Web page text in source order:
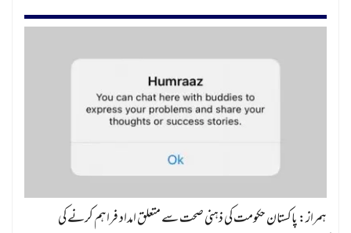
ہمراز: پاکستان حکومت کی ذہنی صحت سے متعلق امداد فراہم کرنے کی